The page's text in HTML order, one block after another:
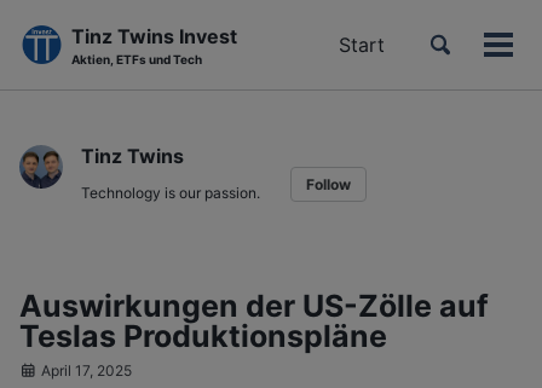
primary
navigation
content
footer
Tinz Twins Invest
Aktien, ETFs und Tech
Start
Toggle
Tinz Twins
Technology is our passion. Follow
Auswirkungen der US-Zölle auf
Teslas Produktionspläne
April 17, 2025